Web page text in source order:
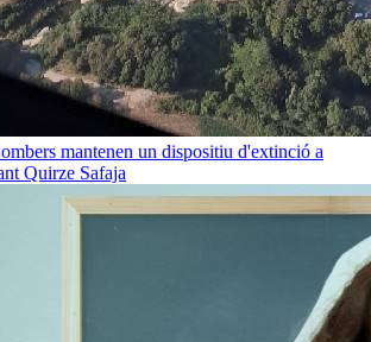
mantenen un dispositiu d'extinció a
Quirze Safaja